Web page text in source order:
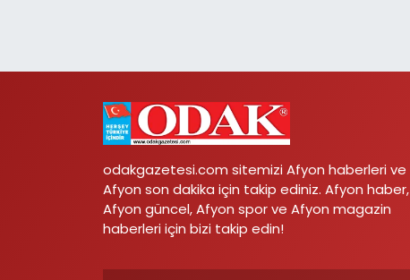
odakgazetesi.com sitemizi Afyon haberleri ve
Afyon son dakika için takip ediniz. Afyon haber,
Afyon güncel, Afyon spor ve Afyon magazin
haberleri için bizi takip edin!